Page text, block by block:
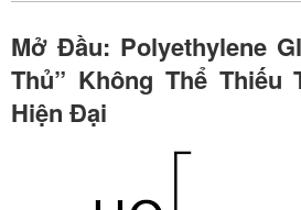
Mở Đầu: Polyethylene
Thủ” Không Thể Thiếu
Hiện Đại